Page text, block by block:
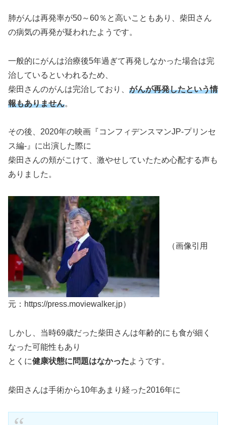
肺がんは再発率が50～60％と高いこともあり、柴田さん
の病気の再発が疑われたようです。
一般的にがんは治療後5年過ぎて再発しなかった場合は完
治しているといわれるため、
柴田さんのがんは完治しており、 がんが再発したという情
報もありません。
その後、2020年の映画『コンフィデンスマンJP-プリンセ
ス編-』に出演した際に
柴田さんの頬がこけて、激やせしていたため心配する声も
ありました。
（画像引用
元：https://press.moviewalker.jp）
しかし、当時69歳だった柴田さんは年齢的にも食が細く
なった可能性もあり
とくに健康状態に問題はなかったようです。
柴田さんは手術から10年あまり経った2016年に